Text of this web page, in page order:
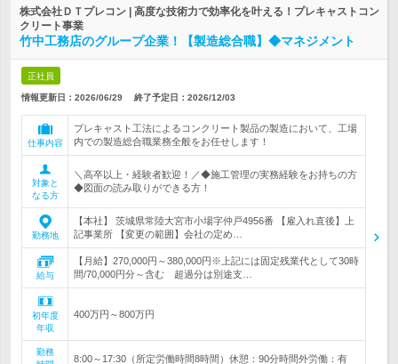
株式会社ＤＴプレコン | 高度な技術力で効率化を叶える！プレキャストコン
クリート事業
竹中工務店のグループ企業！【製造総合職】◆マネジメント
正社員
情報更新日：2026/06/29 終了予定日： 2026/12/03
仕事内容
プレキャスト工法によるコンクリート製品の製造において、工場
内での製造総合職業務全般をお任せします！
対象と
なる方
＼高卒以上・経験者歓迎！／◆施工管理の実務経験をお持ちの方
◆図面の読み取りができる方！
勤務地
【本社】 茨城県常陸大宮市小場字仲戸4956番 【雇入れ直後】上
記事業所 【変更の範囲】会社の定め…
給与
【月給】270,000円～380,000円※上記には固定残業代として30時
間/70,000円分～含む 超過分は別途支…
初年度
年収
400万円～800万円
勤務
8:00～17:30（所定労働時間8時間）休憩：90分時間外労働：有